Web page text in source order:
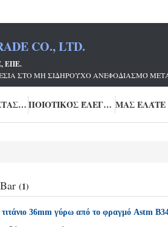
CO., LTD.
ΕΠΕ.
ΣΤΟ ΜΗ ΣΙΔΗΡΟΎΧΟ ΑΝΕΦΟΔΙΑΣΜΌ
ΓΎΡΟΣ ΕΡΓΟΣΤΑΣΊΩΝ ΠΟΙΟΤΙΚΌΣ ΈΛΕΓΧΟΣ
(1)
τιτάνιο 36mm γύρω από το φραγμό Astm